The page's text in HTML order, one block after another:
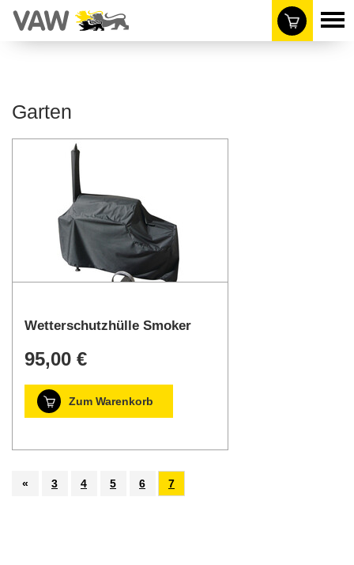
Garten
Wetterschutzhülle Smoker
95,00 €
Zum Warenkorb
« 3 4 5 6 7